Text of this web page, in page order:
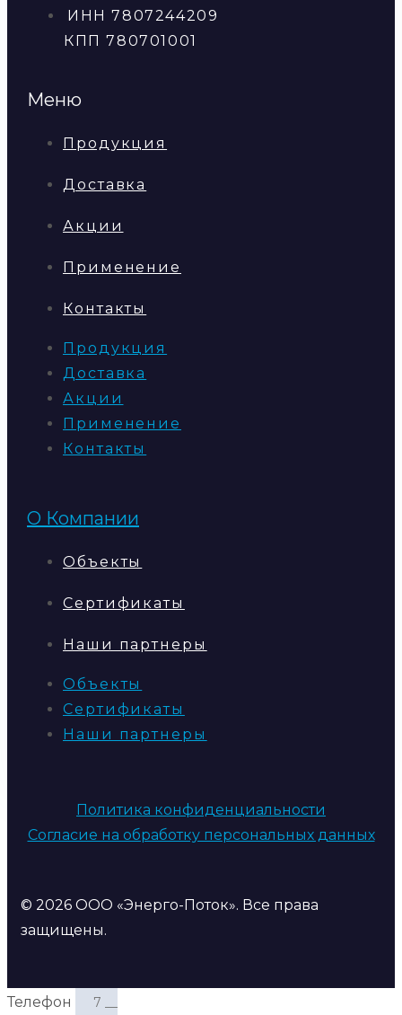
ИНН 7807244209
КПП 780701001
Меню
Продукция
Доставка
Акции
Применение
Контакты
Продукция
Доставка
Акции
Применение
Контакты
О Компании
Объекты
Сертификаты
Наши партнеры
Объекты
Сертификаты
Наши партнеры
Политика конфиденциальности
Согласие на обработку персональных данных
© 2026 ООО «Энерго-Поток». Все права
защищены.
Телефон